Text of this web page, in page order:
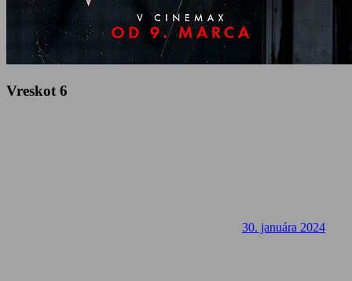
Vreskot 6
30. januára 2024